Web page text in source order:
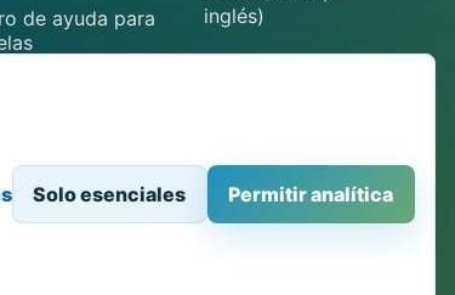
de ayuda para
inglés)
Aviso legal (en inglés)
Solo esenciales Permitir analítica